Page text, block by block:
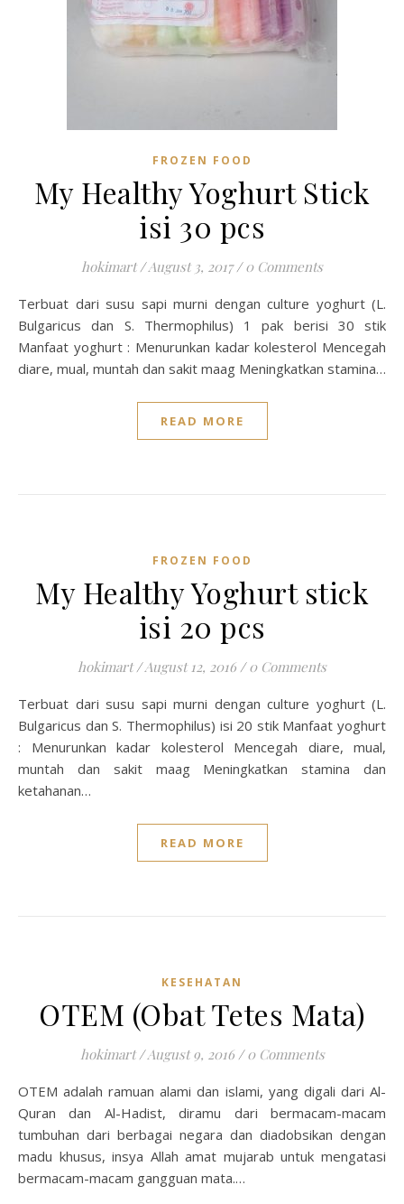
FROZEN FOOD
My Healthy Yoghurt Stick
isi 30 pcs
hokimart /August 3, 2017 / 0 Comments
Terbuat dari susu sapi murni dengan culture yoghurt (L.
Bulgaricus dan S. Thermophilus) 1 pak berisi 30 stik
Manfaat yoghurt : Menurunkan kadar kolesterol Mencegah
diare, mual, muntah dan sakit maag Meningkatkan stamina…
READ MORE
FROZEN FOOD
My Healthy Yoghurt stick
isi 20 pcs
hokimart /August 12, 2016 / 0 Comments
Terbuat dari susu sapi murni dengan culture yoghurt (L.
Bulgaricus dan S. Thermophilus) isi 20 stik Manfaat yoghurt
: Menurunkan kadar kolesterol Mencegah diare, mual,
muntah dan sakit maag Meningkatkan stamina dan
ketahanan…
READ MORE
KESEHATAN
OTEM (Obat Tetes Mata)
hokimart /August 9, 2016 / 0 Comments
OTEM adalah ramuan alami dan islami, yang digali dari Al-
Quran dan Al-Hadist, diramu dari bermacam-macam
tumbuhan dari berbagai negara dan diadobsikan dengan
madu khusus, insya Allah amat mujarab untuk mengatasi
bermacam-macam gangguan mata.…